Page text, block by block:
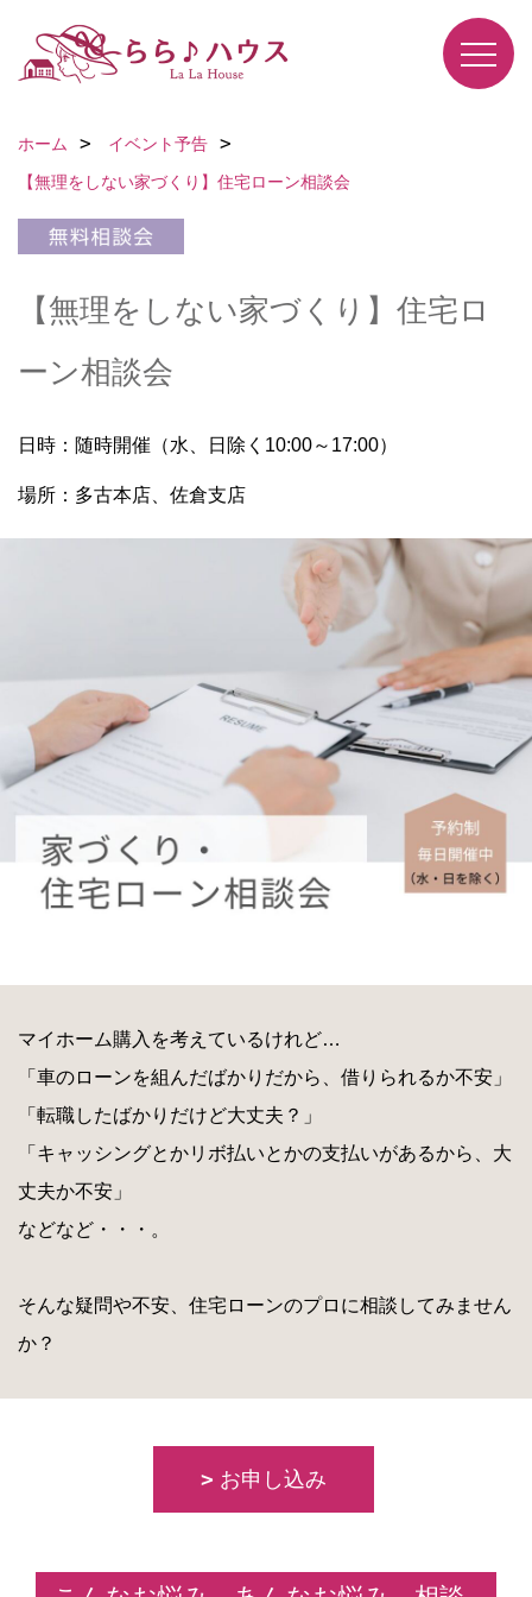
ホーム
イベント予告
【無理をしない家づくり】住宅ローン相談会
【無理をしない家づくり】住宅ロ
ーン相談会
日時：随時開催（水、日除く10:00～17:00）
場所：多古本店、佐倉支店
マイホーム購入を考えているけれど…
「車のローンを組んだばかりだから、借りられるか不安」
「転職したばかりだけど大丈夫？」
「キャッシングとかリボ払いとかの支払いがあるから、大
丈夫か不安」
などなど・・・。
そんな疑問や不安、住宅ローンのプロに相談してみません
か？
お申し込み